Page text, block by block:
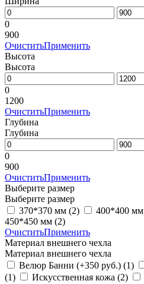
0
900
ОчиститьПрименить
Высота
Высота
0
1200
ОчиститьПрименить
Глубина
Глубина
0
900
ОчиститьПрименить
Выберите размер
Выберите размер
370*370 мм (2) 400*400 мм
450*450 мм (2)
ОчиститьПрименить
Материал внешнего чехла
Материал внешнего чехла
Велюр Банни (+350 руб.) (1)
(1)
Искусственная кожа (2)